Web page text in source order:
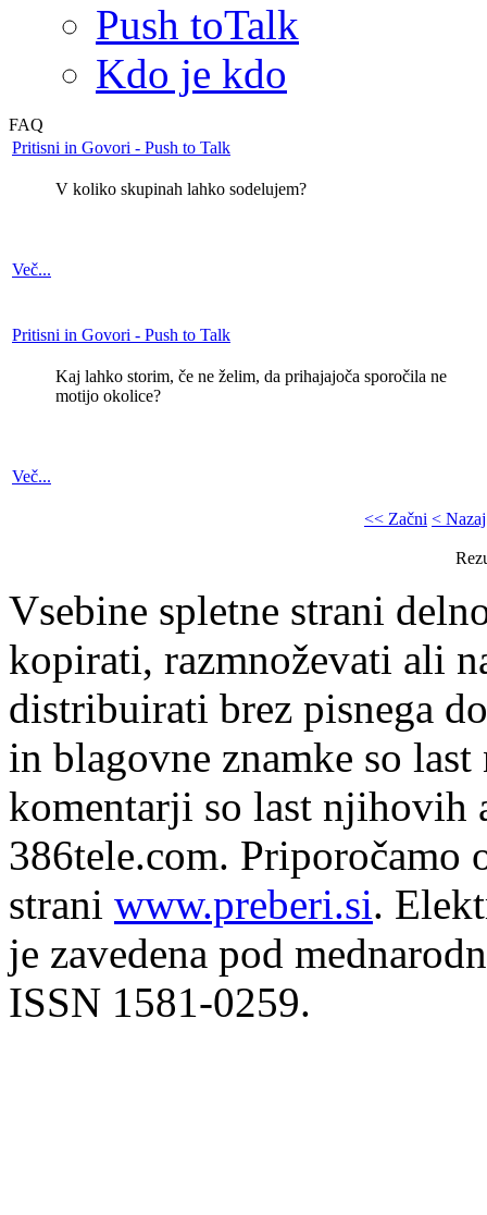
Push toTalk
Kdo je kdo
FAQ
Pritisni in Govori - Push to Talk
V koliko skupinah lahko sodelujem?
Več...
Pritisni in Govori - Push to Talk
Kaj lahko storim, če ne želim, da prihajajoča sporočila ne
motijo okolice?
Več...
<< Začni < Nazaj
Vsebine spletne strani
kopirati, razmnoževati ali
distribuirati brez pisnega
in blagovne znamke so
komentarji so last njihovih
386tele.com. Priporočamo
strani www.preberi.si.
je zavedena pod
ISSN 1581-0259.